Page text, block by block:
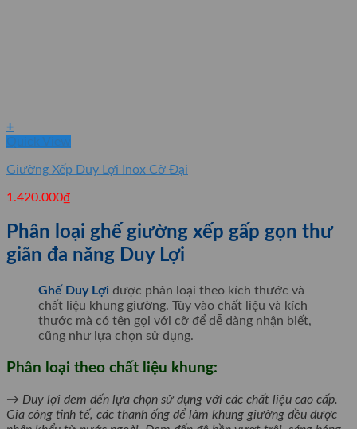
+
Quick View
Giường Xếp Duy Lợi Inox Cỡ Đại
1.420.000₫
Phân loại ghế giường xếp gấp gọn thư
giãn đa năng Duy Lợi
Ghế Duy Lợi được phân loại theo kích thước và
chất liệu khung giường. Tùy vào chất liệu và kích
thước mà có tên gọi với cỡ để dễ dàng nhận biết,
cũng như lựa chọn sử dụng.
Phân loại theo chất liệu khung:
→ Duy lợi đem đến lựa chọn sử dụng với các chất liệu cao cấp.
Gia công tinh tế, các thanh ống để làm khung giường đều được